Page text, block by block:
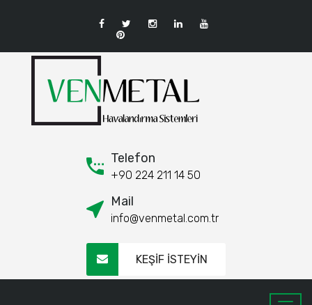
Telefon
+90 224 211 14 50
Mail
info@venmetal.com.tr
KEŞİF İSTEYİN